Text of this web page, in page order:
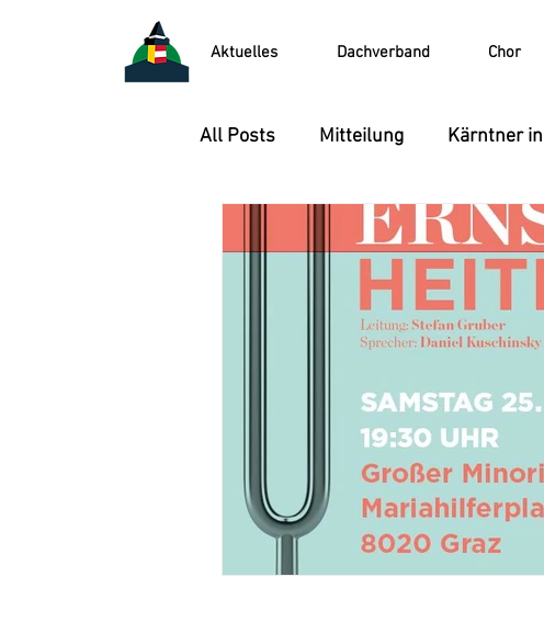
Aktuelles Dachverband Chor
All Posts Mitteilung Kärntner
Singkreis der Kärntner
ProbenWoE und Ausflüge CD